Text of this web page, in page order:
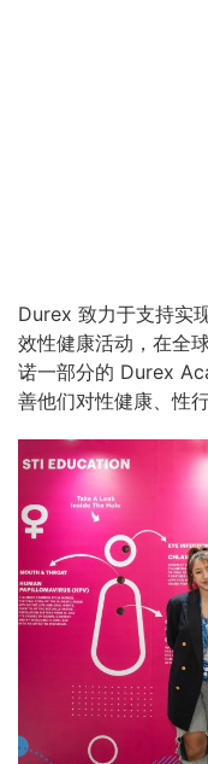
Durex 致力于支持实
效性健康活动，在全
诺一部分的 Durex
善他们对性健康、性